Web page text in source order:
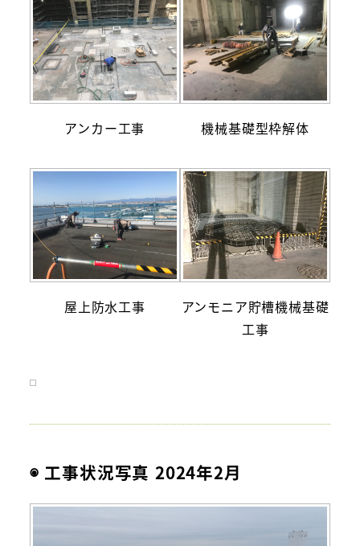
アンカー工事 機械基礎型枠解体
屋上防水工事
アンモニア貯槽機械基礎
工事
◉ 工事状況写真 2024年2月